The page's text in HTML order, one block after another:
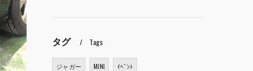
タグ Tags
ジャガー MINI ｲﾍﾞﾝﾄ